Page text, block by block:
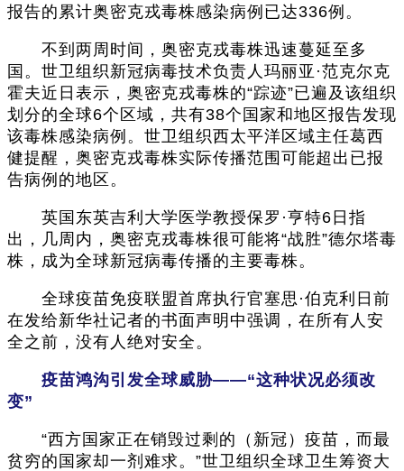
报告的累计奥密克戎毒株感染病例已达336例。
不到两周时间，奥密克戎毒株迅速蔓延至多
国。世卫组织新冠病毒技术负责人玛丽亚·范克尔克
霍夫近日表示，奥密克戎毒株的“踪迹”已遍及该组织
划分的全球6个区域，共有38个国家和地区报告发现
该毒株感染病例。世卫组织西太平洋区域主任葛西
健提醒，奥密克戎毒株实际传播范围可能超出已报
告病例的地区。
英国东英吉利大学医学教授保罗·亨特6日指
出，几周内，奥密克戎毒株很可能将“战胜”德尔塔毒
株，成为全球新冠病毒传播的主要毒株。
全球疫苗免疫联盟首席执行官塞思·伯克利日前
在发给新华社记者的书面声明中强调，在所有人安
全之前，没有人绝对安全。
疫苗鸿沟引发全球威胁——“这种状况必须改
变”
“西方国家正在销毁过剩的（新冠）疫苗，而最
贫穷的国家却一剂难求。”世卫组织全球卫生筹资大